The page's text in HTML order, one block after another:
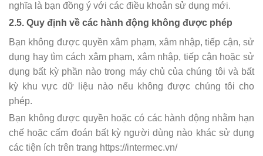
nghĩa là bạn đồng ý với các điều khoản sử dụng mới.
2.5. Quy định về các hành động không được phép
Bạn không được quyền xâm phạm, xâm nhập, tiếp cận, sử
dụng hay tìm cách xâm phạm, xâm nhập, tiếp cận hoặc sử
dụng bất kỳ phần nào trong máy chủ của chúng tôi và bất
kỳ khu vực dữ liệu nào nếu không được chúng tôi cho
phép.
Bạn không được quyền hoặc có các hành động nhằm hạn
chế hoặc cấm đoán bất kỳ người dùng nào khác sử dụng
các tiện ích trên trang https://intermec.vn/